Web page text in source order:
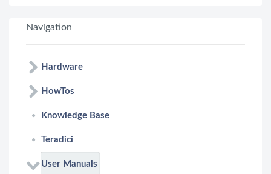
Navigation
Hardware
HowTos
Knowledge Base
Teradici
User Manuals